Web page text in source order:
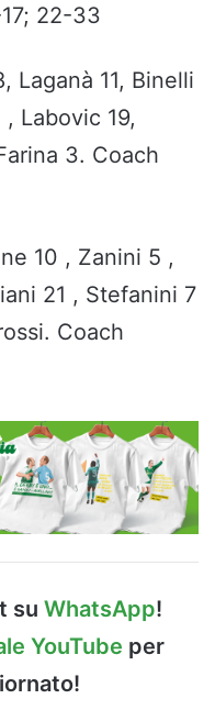
22-33
Laganà 11, Binelli
Labovic 19,
3. Coach
10 , Zanini 5 ,
21 , Stefanini 7
Coach
su WhatsApp!
YouTube per